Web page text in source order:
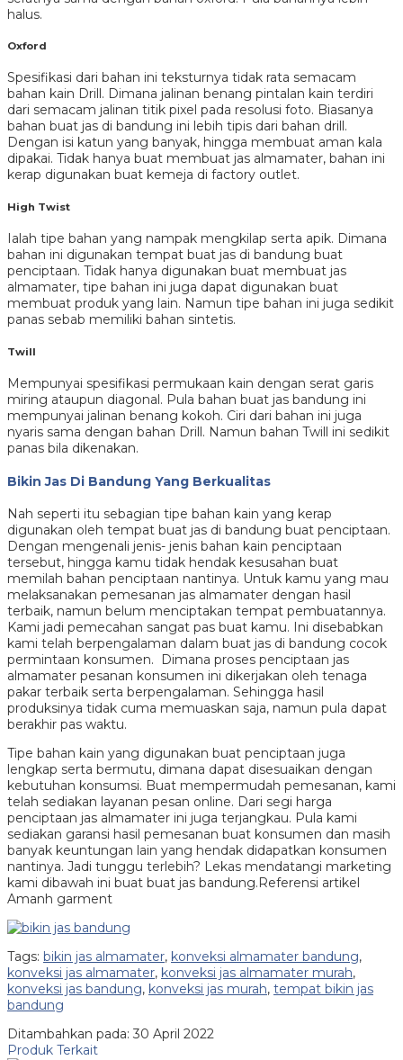
halus.
Oxford
Spesifikasi dari bahan ini teksturnya tidak rata semacam
bahan kain Drill. Dimana jalinan benang pintalan kain terdiri
dari semacam jalinan titik pixel pada resolusi foto. Biasanya
bahan buat jas di bandung ini lebih tipis dari bahan drill.
Dengan isi katun yang banyak, hingga membuat aman kala
dipakai. Tidak hanya buat membuat jas almamater, bahan ini
kerap digunakan buat kemeja di factory outlet.
High Twist
Ialah tipe bahan yang nampak mengkilap serta apik. Dimana
bahan ini digunakan tempat buat jas di bandung buat
penciptaan. Tidak hanya digunakan buat membuat jas
almamater, tipe bahan ini juga dapat digunakan buat
membuat produk yang lain. Namun tipe bahan ini juga sedikit
panas sebab memiliki bahan sintetis.
Twill
Mempunyai spesifikasi permukaan kain dengan serat garis
miring ataupun diagonal. Pula bahan buat jas bandung ini
mempunyai jalinan benang kokoh. Ciri dari bahan ini juga
nyaris sama dengan bahan Drill. Namun bahan Twill ini sedikit
panas bila dikenakan.
Bikin Jas Di Bandung Yang Berkualitas
Nah seperti itu sebagian tipe bahan kain yang kerap
digunakan oleh tempat buat jas di bandung buat penciptaan.
Dengan mengenali jenis- jenis bahan kain penciptaan
tersebut, hingga kamu tidak hendak kesusahan buat
memilah bahan penciptaan nantinya. Untuk kamu yang mau
melaksanakan pemesanan jas almamater dengan hasil
terbaik, namun belum menciptakan tempat pembuatannya.
Kami jadi pemecahan sangat pas buat kamu. Ini disebabkan
kami telah berpengalaman dalam buat jas di bandung cocok
permintaan konsumen. Dimana proses penciptaan jas
almamater pesanan konsumen ini dikerjakan oleh tenaga
pakar terbaik serta berpengalaman. Sehingga hasil
produksinya tidak cuma memuaskan saja, namun pula dapat
berakhir pas waktu.
Tipe bahan kain yang digunakan buat penciptaan juga
lengkap serta bermutu, dimana dapat disesuaikan dengan
kebutuhan konsumsi. Buat mempermudah pemesanan, kami
telah sediakan layanan pesan online. Dari segi harga
penciptaan jas almamater ini juga terjangkau. Pula kami
sediakan garansi hasil pemesanan buat konsumen dan masih
banyak keuntungan lain yang hendak didapatkan konsumen
nantinya. Jadi tunggu terlebih? Lekas mendatangi marketing
kami dibawah ini buat buat jas bandung.Referensi artikel
Amanh garment
Tags: bikin jas almamater, konveksi almamater bandung,
konveksi jas almamater, konveksi jas almamater murah,
konveksi jas bandung, konveksi jas murah, tempat bikin jas
bandung
Ditambahkan pada: 30 April 2022
Produk Terkait